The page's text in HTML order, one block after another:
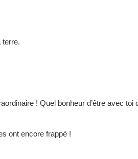
terre.
! Quel bonheur d’être avec toi
ont encore frappé !